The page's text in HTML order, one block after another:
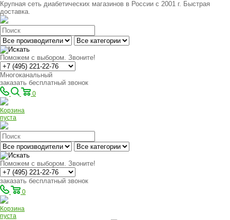
Крупная сеть диабетических магазинов в России с 2001 г. Быстрая
доставка.
Поможем с выбором. Звоните!
Многоканальный
заказать бесплатный звонок
0
Корзина
пуста
Поможем с выбором. Звоните!
заказать бесплатный звонок
0
Корзина
пуста